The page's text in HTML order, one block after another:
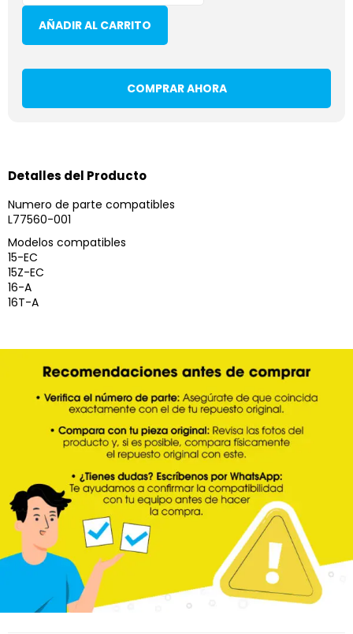
AÑADIR AL CARRITO
COMPRAR AHORA
Detalles del Producto
Numero de parte compatibles
L77560-001
Modelos compatibles
15-EC
15Z-EC
16-A
16T-A